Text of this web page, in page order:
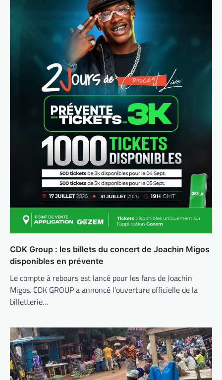
CDK Group : les billets du concert de Joachin Migos
disponibles en prévente
Le compte à rebours est lancé pour les fans de Joachin
Migos. CDK GROUP a annoncé l’ouverture officielle de la
billetterie…